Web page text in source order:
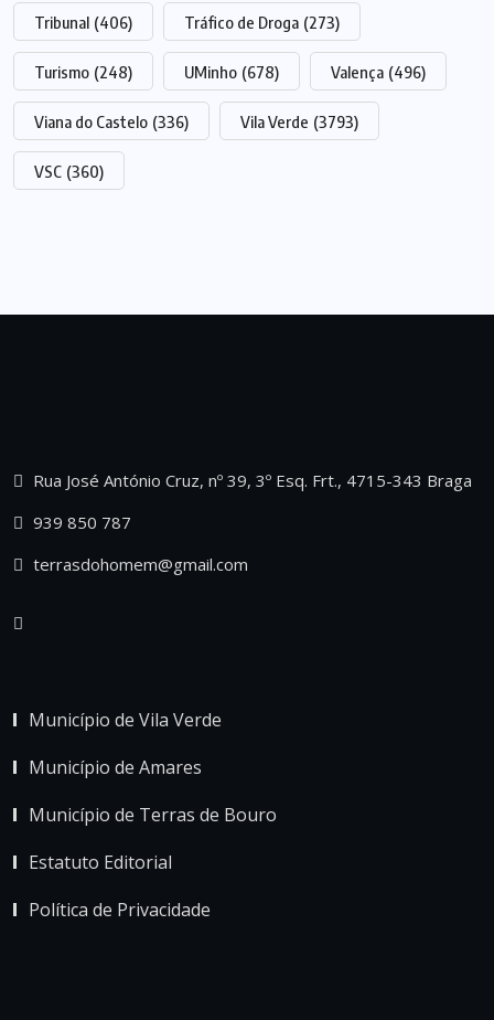
Tribunal (406) Tráfico de Droga (273)
Turismo (248) UMinho (678) Valença (496)
Viana do Castelo (336) Vila Verde (3793)
VSC (360)
Rua José António Cruz, nº 39, 3º Esq. Frt., 4715-343 Braga
939 850 787
terrasdohomem@gmail.com
Município de Vila Verde
Município de Amares
Município de Terras de Bouro
Estatuto Editorial
Política de Privacidade